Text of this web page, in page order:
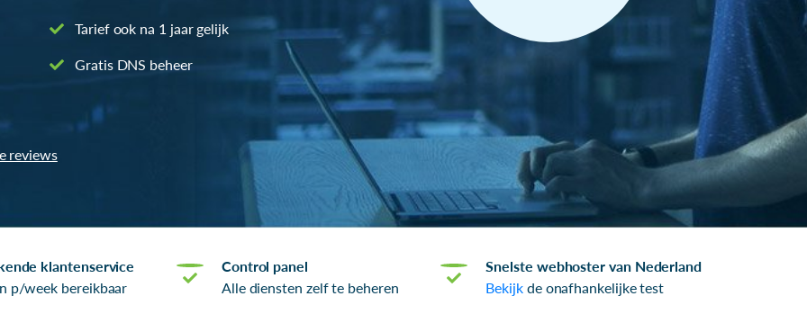
Tarief ook na 1 jaar gelijk
Gratis DNS beheer
reviews
klantenservice
p/week bereikbaar
Control panel
Alle diensten zelf te beheren
Snelste webhoster van Nederland
Bekijkde onafhankelijke test